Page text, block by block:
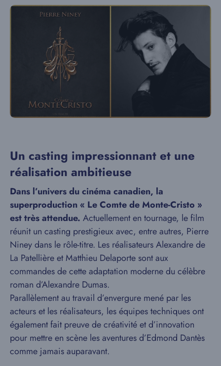
Un casting impressionnant et une
réalisation ambitieuse
Dans l’univers du cinéma canadien, la
superproduction « Le Comte de Monte-Cristo »
est très attendue. Actuellement en tournage, le film
réunit un casting prestigieux avec, entre autres, Pierre
Niney dans le rôle-titre. Les réalisateurs Alexandre de
La Patellière et Matthieu Delaporte sont aux
commandes de cette adaptation moderne du célèbre
roman d’Alexandre Dumas.
Parallèlement au travail d’envergure mené par les
acteurs et les réalisateurs, les équipes techniques ont
également fait preuve de créativité et d’innovation
pour mettre en scène les aventures d’Edmond Dantès
comme jamais auparavant.